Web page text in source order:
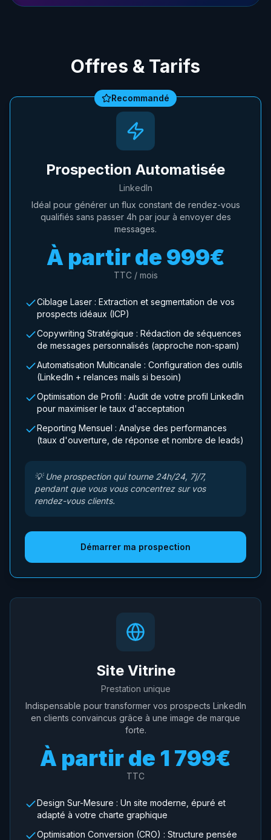
Offres & Tarifs
Recommandé
Prospection Automatisée
LinkedIn
Idéal pour générer un flux constant de rendez-vous
qualifiés sans passer 4h par jour à envoyer des
messages.
À partir de 999€
TTC / mois
Ciblage Laser : Extraction et segmentation de vos
prospects idéaux (ICP)
Copywriting Stratégique : Rédaction de séquences
de messages personnalisés (approche non-spam)
Automatisation Multicanale : Configuration des outils
(LinkedIn + relances mails si besoin)
Optimisation de Profil : Audit de votre profil LinkedIn
pour maximiser le taux d'acceptation
Reporting Mensuel : Analyse des performances
(taux d'ouverture, de réponse et nombre de leads)
💡 Une prospection qui tourne 24h/24, 7j/7,
pendant que vous vous concentrez sur vos
rendez-vous clients.
Démarrer ma prospection
Site Vitrine
Prestation unique
Indispensable pour transformer vos prospects LinkedIn
en clients convaincus grâce à une image de marque
forte.
À partir de 1 799€
TTC
Design Sur-Mesure : Un site moderne, épuré et
adapté à votre charte graphique
Optimisation Conversion (CRO) : Structure pensée